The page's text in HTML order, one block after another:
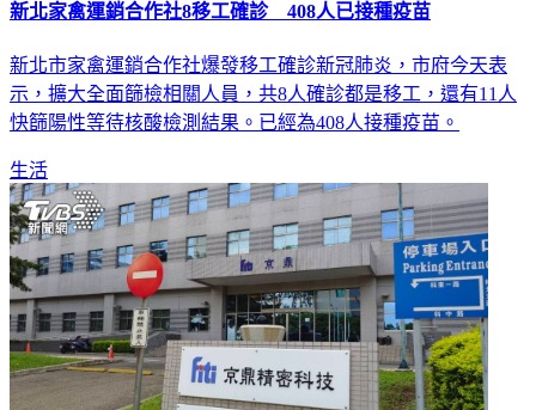
新北家禽運銷合作社8移工確診 408人已接種疫苗
新北市家禽運銷合作社爆發移工確診新冠肺炎，市府今天表
示，擴大全面篩檢相關人員，共8人確診都是移工，還有11人
快篩陽性等待核酸檢測結果。已經為408人接種疫苗。
生活